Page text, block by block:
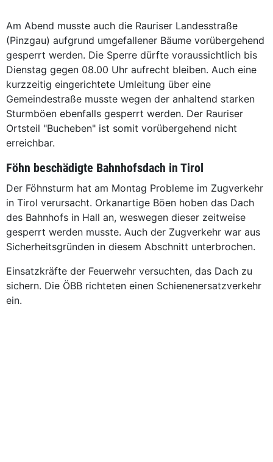
Am Abend musste auch die Rauriser Landesstraße
(Pinzgau) aufgrund umgefallener Bäume vorübergehend
gesperrt werden. Die Sperre dürfte voraussichtlich bis
Dienstag gegen 08.00 Uhr aufrecht bleiben. Auch eine
kurzzeitig eingerichtete Umleitung über eine
Gemeindestraße musste wegen der anhaltend starken
Sturmböen ebenfalls gesperrt werden. Der Rauriser
Ortsteil "Bucheben" ist somit vorübergehend nicht
erreichbar.
Föhn beschädigte Bahnhofsdach in Tirol
Der Föhnsturm hat am Montag Probleme im Zugverkehr
in Tirol verursacht. Orkanartige Böen hoben das Dach
des Bahnhofs in Hall an, weswegen dieser zeitweise
gesperrt werden musste. Auch der Zugverkehr war aus
Sicherheitsgründen in diesem Abschnitt unterbrochen.
Einsatzkräfte der Feuerwehr versuchten, das Dach zu
sichern. Die ÖBB richteten einen Schienenersatzverkehr
ein.